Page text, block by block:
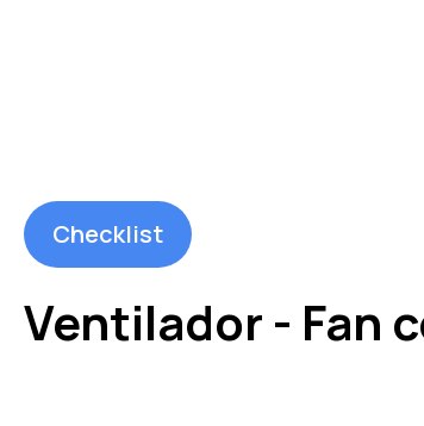
Checklist
Ventilador - Fan